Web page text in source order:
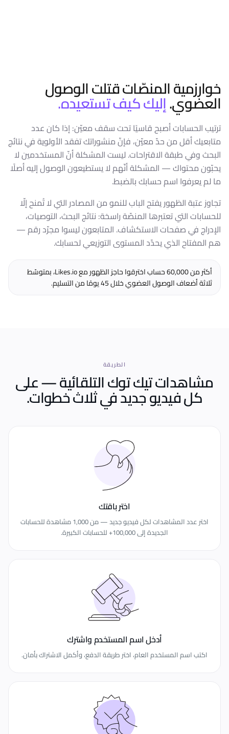
خوارزمية المنصّات قتلت الوصول
العضوي.إليك كيف تستعيده.
ترتيب الحسابات أصبح قاسيًا تحت سقف معيّن: إذا كان عدد
متابعيك أقل من حدّ معيّن، فإنّ منشوراتك تفقد الأولوية في نتائج
البحث وفي طبقة الاقتراحات. ليست المشكلة أنّ المستخدمين لا
يحبّون محتواك — المشكلة أنّهم لا يستطيعون الوصول إليه أصلًا
ما لم يعرفوا اسم حسابك بالضبط.
تجاوز عتبة الظهور يفتح الباب للنمو من المصادر التي لا تُمنح إلّا
للحسابات التي تعتبرها المنصّة راسخة: نتائج البحث، التوصيات،
الإدراج في صفحات الاستكشاف. المتابعون ليسوا مجرّد رقم —
هم المفتاح الذي يحدّد المستوى التوزيعي لحسابك.
أكثر من 60,000 حساب اخترقوا حاجز الظهور مع Likes.io، بمتوسّط
ثلاثة أضعاف الوصول العضوي خلال 45 يومًا من التسليم.
الطريقة
مشاهدات تيك توك التلقائية — على
كل فيديو جديدفي ثلاث خطوات.
اختر باقتك
اختر عدد المشاهدات لكل فيديو جديد — من 1,000 مشاهدة للحسابات
الجديدة إلى 100,000+ للحسابات الكبيرة.
أدخل اسم المستخدم واشترك
اكتب اسم المستخدم العام، اختر طريقة الدفع، وأكمل الاشتراك بأمان.